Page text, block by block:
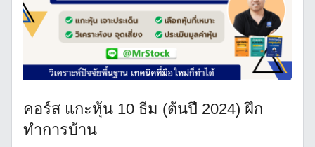
คอร์ส แกะหุ้น 10 ธีม (ต้นปี 2024) ฝึก
ทำการบ้าน